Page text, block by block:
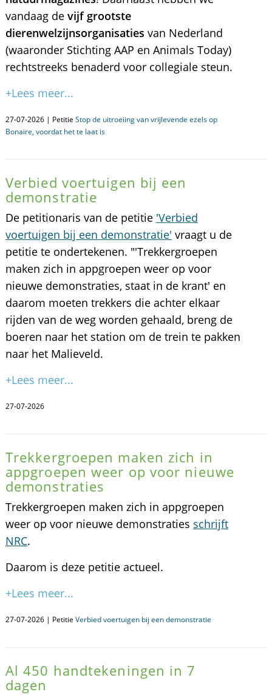
vandaag de vijf grootste
dierenwelzijnsorganisaties van Nederland
(waaronder Stichting AAP en Animals Today)
rechtstreeks benaderd voor collegiale steun.
+Lees meer...
27-07-2026 | Petitie Stop de uitroeiing van vrijlevende ezels op
Bonaire, voordat het te laat is
Verbied voertuigen bij een
demonstratie
De petitionaris van de petitie 'Verbied
voertuigen bij een demonstratie' vraagt u de
petitie te ondertekenen. "'Trekkergroepen
maken zich in appgroepen weer op voor
nieuwe demonstraties, staat in de krant' en
daarom moeten trekkers die achter elkaar
rijden van de weg worden gehaald, breng de
boeren naar het station om de trein te pakken
naar het Malieveld.
+Lees meer...
27-07-2026
Trekkergroepen maken zich in
appgroepen weer op voor nieuwe
demonstraties
Trekkergroepen maken zich in appgroepen
weer op voor nieuwe demonstraties schrijft
NRC.
Daarom is deze petitie actueel.
+Lees meer...
27-07-2026 | Petitie Verbied voertuigen bij een demonstratie
Al 450 handtekeningen in 7
dagen